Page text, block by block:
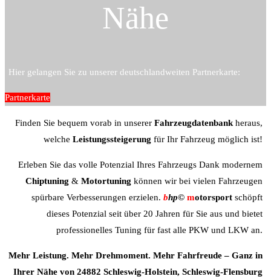
Nähe
Hier gelangen Sie zu unserer deutschlandweiten Partnerkarte:
Partnerkarte
Finden Sie bequem vorab in unserer Fahrzeugdatenbank heraus,
welche Leistungssteigerung für Ihr Fahrzeug möglich ist!
Erleben Sie das volle Potenzial Ihres Fahrzeugs Dank modernem
Chiptuning & Motortuning können wir bei vielen Fahrzeugen
spürbare Verbesserungen erzielen. bhp© motorsport schöpft
dieses Potenzial seit über 20 Jahren für Sie aus und bietet
professionelles Tuning für fast alle PKW und LKW an.
Mehr Leistung. Mehr Drehmoment. Mehr Fahrfreude – Ganz in
Ihrer Nähe von 24882 Schleswig-Holstein, Schleswig-Flensburg